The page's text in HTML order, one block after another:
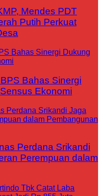
Mendes PDT
Putih Perkuat
Bahas Sinergi
Ekonomi
Perdana Srikandi
Perempuan dalam